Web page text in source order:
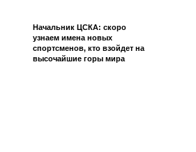
Начальник ЦСКА: скоро
узнаем имена новых
спортсменов, кто взойдет на
высочайшие горы мира